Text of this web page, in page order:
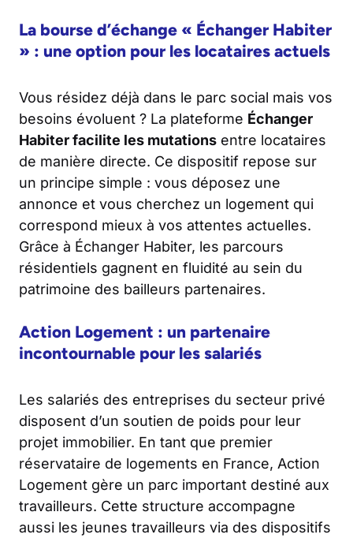
La bourse d’échange « Échanger Habiter
» : une option pour les locataires actuels
Vous résidez déjà dans le parc social mais vos
besoins évoluent ? La plateforme Échanger
Habiter facilite les mutations entre locataires
de manière directe. Ce dispositif repose sur
un principe simple : vous déposez une
annonce et vous cherchez un logement qui
correspond mieux à vos attentes actuelles.
Grâce à Échanger Habiter, les parcours
résidentiels gagnent en fluidité au sein du
patrimoine des bailleurs partenaires.
Action Logement : un partenaire
incontournable pour les salariés
Les salariés des entreprises du secteur privé
disposent d’un soutien de poids pour leur
projet immobilier. En tant que premier
réservataire de logements en France, Action
Logement gère un parc important destiné aux
travailleurs. Cette structure accompagne
aussi les jeunes travailleurs via des dispositifs